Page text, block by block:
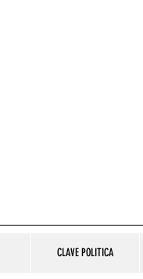
CLAVE POLITICA